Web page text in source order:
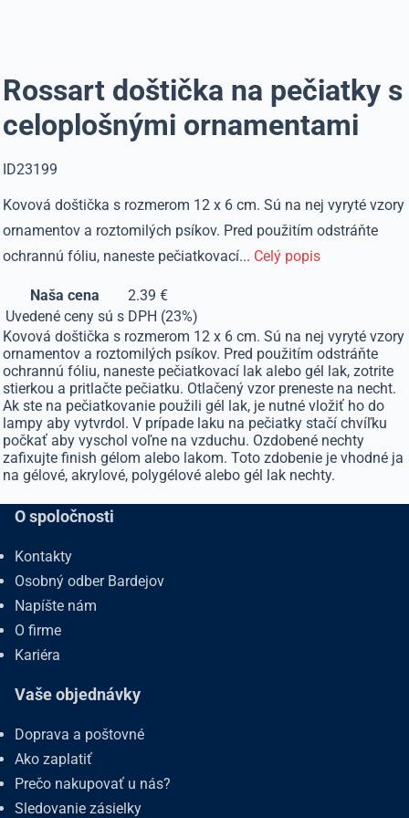
Rossart doštička na pečiatky s
celoplošnými ornamentami
ID23199
Kovová doštička s rozmerom 12 x 6 cm. Sú na nej vyryté vzory
ornamentov a roztomilých psíkov. Pred použitím odstráňte
ochrannú fóliu, naneste pečiatkovací... Celý popis
Naša cena
2.39 €
Uvedené ceny sú s DPH (23%)
Kovová doštička s rozmerom 12 x 6 cm. Sú na nej vyryté vzory
ornamentov a roztomilých psíkov. Pred použitím odstráňte
ochrannú fóliu, naneste pečiatkovací lak alebo gél lak, zotrite
stierkou a pritlačte pečiatku. Otlačený vzor preneste na necht.
Ak ste na pečiatkovanie použili gél lak, je nutné vložiť ho do
lampy aby vytvrdol. V prípade laku na pečiatky stačí chvíľku
počkať aby vyschol voľne na vzduchu. Ozdobené nechty
zafixujte finish gélom alebo lakom. Toto zdobenie je vhodné ja
na gélové, akrylové, polygélové alebo gél lak nechty.
O spoločnosti
Kontakty
Osobný odber Bardejov
Napíšte nám
O firme
Kariéra
Vaše objednávky
Doprava a poštovné
Ako zaplatiť
Prečo nakupovať u nás?
Sledovanie zásielky